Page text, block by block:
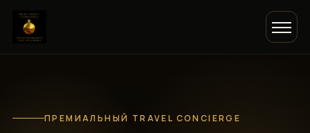
ПРЕМИАЛЬНЫЙ TRAVEL CONCIERGE